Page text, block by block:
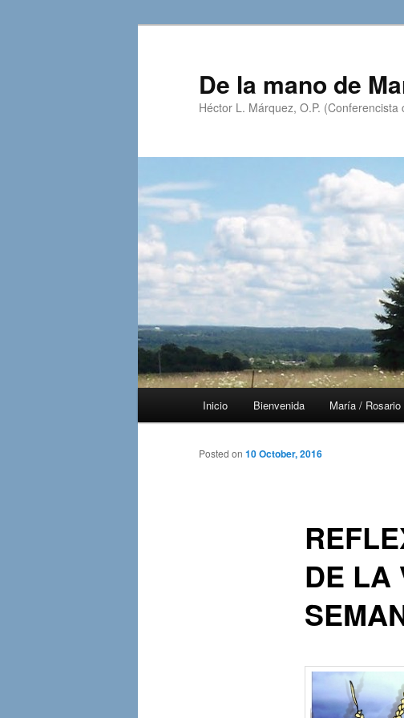
De la mano de
Héctor L. Márquez, O.P. (Conferencista
Inicio Bienvenida María / Rosario
DE LA
Posted on 10 October, 2016